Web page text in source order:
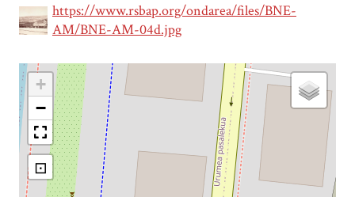
https://www.rsbap.org/ondarea/files/BNE-
AM/BNE-AM-04d.jpg
+
−
⊡